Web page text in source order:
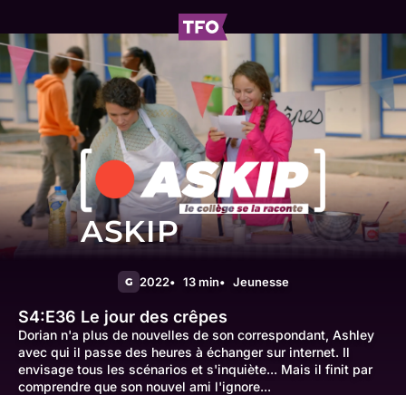
ASKIP
G 2022 13 min Jeunesse
S4:E36 Le jour des crêpes
Dorian n'a plus de nouvelles de son correspondant, Ashley
avec qui il passe des heures à échanger sur internet. Il
envisage tous les scénarios et s'inquiète... Mais il finit par
comprendre que son nouvel ami l'ignore...